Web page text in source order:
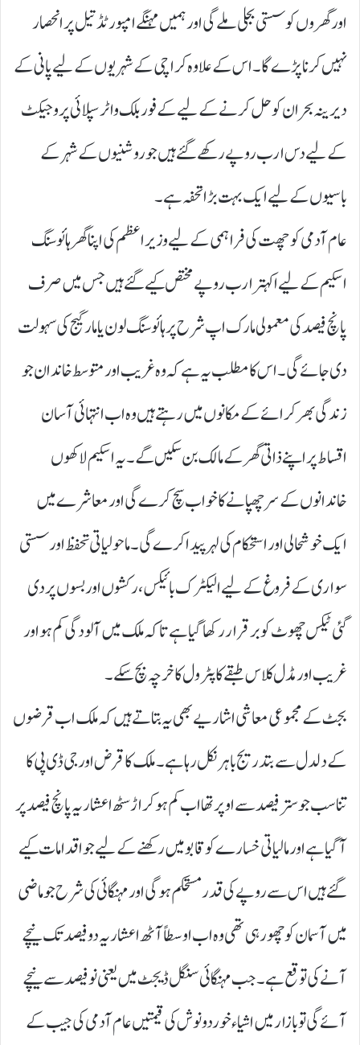
اور گھروں کو سستی بجلی ملے گی اور ہمیں مہنگے امپورٹڈ تیل پر انحصار
نہیں کرنا پڑے گا۔ اس کے علاوہ کراچی کے شہریوں کے لیے پانی کے
دیرینہ بحران کو حل کرنے کے لیے کے فور بلک واٹر سپلائی پروجیکٹ
کے لیے دس ارب روپے رکھے گئے ہیں جو روشنیوں کے شہر کے
باسیوں کے لیے ایک بہت بڑا تحفہ ہے۔
عام آدمی کو چھت کی فراہمی کے لیے وزیر اعظم کی اپنا گھر ہائوسنگ
اسکیم کے لیے اکہتر ارب روپے مختص کیے گئے ہیں جس میں صرف
پانچ فیصد کی معمولی مارک اپ شرح پر ہائوسنگ لون یا مارگیج کی سہولت
دی جائے گی۔ اس کا مطلب یہ ہے کہ وہ غریب اور متوسط خاندان جو
زندگی بھر کرائے کے مکانوں میں رہتے ہیں وہ اب انتہائی آسان
اقساط پر اپنے ذاتی گھر کے مالک بن سکیں گے۔ یہ اسکیم لاکھوں
خاندانوں کے سر چھپانے کا خواب سچ کرے گی اور معاشرے میں
ایک خوشحالی اور استحکام کی لہر پیدا کرے گی۔ ماحولیاتی تحفظ اور سستی
سواری کے فروغ کے لیے الیکٹرک بائیکس، رکشوں اور بسوں پر دی
گئی ٹیکس چھوٹ کو برقرار رکھا گیا ہے تاکہ ملک میں آلودگی کم ہو اور
غریب اور مڈل کلاس طبقے کا پٹرول کا خرچہ بچ سکے۔
بجٹ کے مجموعی معاشی اشاریے بھی یہ بتاتے ہیں کہ ملک اب قرضوں
کے دلدل سے بتدریج باہر نکل رہا ہے۔ ملک کا قرض اور جی ڈی پی کا
تناسب جو ستر فیصد سے اوپر تھا اب کم ہو کر اڑسٹھ اعشاریہ پانچ فیصد پر
آ گیا ہے اور مالیاتی خسارے کو قابو میں رکھنے کے لیے جو اقدامات کیے
گئے ہیں اس سے روپے کی قدر مستحکم ہوگی اور مہنگائی کی شرح جو ماضی
میں آسمان کو چھو رہی تھی وہ اب اوسطاً آٹھ اعشاریہ دو فیصد تک نیچے
آنے کی توقع ہے۔ جب مہنگائی سنگل ڈیجٹ میں یعنی نو فیصد سے نیچے
آئے گی تو بازار میں اشیاء خوردونوش کی قیمتیں عام آدمی کی جیب کے